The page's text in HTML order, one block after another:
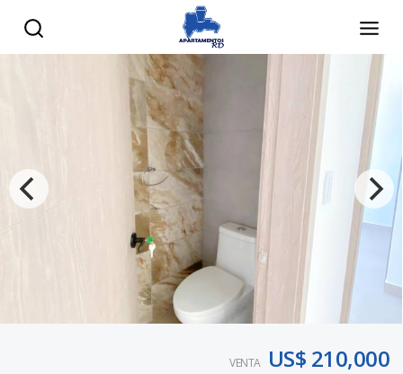
VENTA US$ 210,000